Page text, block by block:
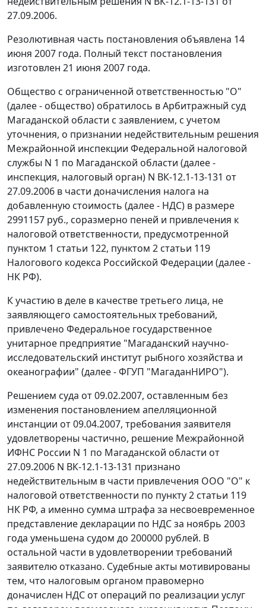
27.09.2006.
Резолютивная часть постановления объявлена 14
июня 2007 года. Полный текст постановления
изготовлен 21 июня 2007 года.
Общество с ограниченной ответственностью "О"
(далее - общество) обратилось в Арбитражный суд
Магаданской области с заявлением, с учетом
уточнения, о признании недействительным решения
Межрайонной инспекции Федеральной налоговой
службы N 1 по Магаданской области (далее -
инспекция, налоговый орган) N ВК-12.1-13-131 от
27.09.2006 в части доначисления налога на
добавленную стоимость (далее - НДС) в размере
2991157 руб., соразмерно пеней и привлечения к
налоговой ответственности, предусмотренной
пунктом 1 статьи 122, пунктом 2 статьи 119
Налогового кодекса Российской Федерации (далее -
НК РФ).
К участию в деле в качестве третьего лица, не
заявляющего самостоятельных требований,
привлечено Федеральное государственное
унитарное предприятие "Магаданский научно-
исследовательский институт рыбного хозяйства и
океанографии" (далее - ФГУП "МагаданНИРО").
Решением суда от 09.02.2007, оставленным без
изменения постановлением апелляционной
инстанции от 09.04.2007, требования заявителя
удовлетворены частично, решение Межрайонной
ИФНС России N 1 по Магаданской области от
27.09.2006 N ВК-12.1-13-131 признано
недействительным в части привлечения ООО "О" к
налоговой ответственности по пункту 2 статьи 119
НК РФ, а именно сумма штрафа за несвоевременное
представление декларации по НДС за ноябрь 2003
года уменьшена судом до 200000 рублей. В
остальной части в удовлетворении требований
заявителю отказано. Судебные акты мотивированы
тем, что налоговым органом правомерно
доначислен НДС от операций по реализации услуг